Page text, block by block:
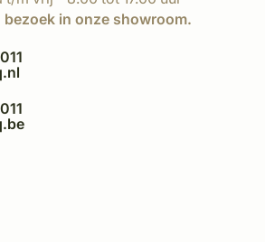
bezoek in onze showroom.